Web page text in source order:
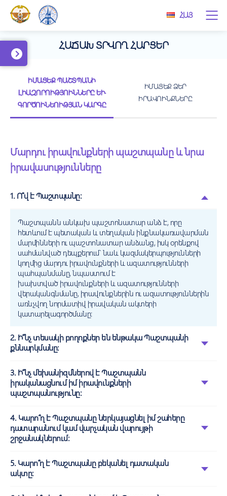
ՀԱՅ
ՀԱՃԱԽ ՏՐՎՈՂ ՀԱՐՑԵՐ
ԻՄԱՑԵՔ ՊԱՇՏՊԱՆԻ
ԼԻԱԶՈՐՈՒԹՅՈՒՆՆԵՐԸ ԵՒ Գ
ՈՐԾՈՒՆԵՈՒԹՅԱՆ ԿԱՐԳԸ
ԻՄԱՑԵՔ ՁԵՐ
ԻՐԱՎՈՒՆՔՆԵՐԸ
Մարդու իրավունքների պաշտպանը և նրա
իրավասությունները
1. Ո՞վ է Պաշտպանը:
Պաշտպանն անկախ պաշտոնատար անձ է, որը
հետևում է պետական և տեղական ինքնակառավարման
մարմինների ու պաշտոնատար անձանց, իսկ օրենքով
սահմանված դեպքերում` նաև կազմակերպությունների
կողմից մարդու իրավունքների և ազատությունների
պահպանմանը, նպաստում է
խախտված իրավունքների և ազատությունների
վերականգնմանը, իրավունքներին ու ազատություններին
առնչվող նորմատիվ իրավական ակտերի
կատարելագործմանը:
2. Ի՞նչ տեսակի բողոքներ են ենթակա Պաշտպանի
քննարկմանը:
3. Ի՞նչ մեխանիզմներով է Պաշտպանն
իրականացնում իմ իրավունքների
պաշտպանությունը:
4. Կարո՞ղ է Պաշտպանը ներկայացնել իմ շահերը
դատարանում կամ վարչական վարույթի
շրջանակներում:
5. Կարո՞ղ է Պաշտպանը բեկանել դատական
ակտը: